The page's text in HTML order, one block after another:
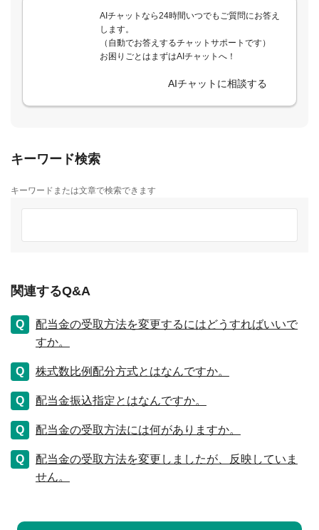
AIチャットなら24時間いつでもご質問にお答え
します。
（自動でお答えするチャットサポートです）
お困りごとはまずはAIチャットへ！
AIチャットに相談する
キーワード検索
キーワードまたは文章で検索できます
関連するQ&A
配当金の受取方法を変更するにはどうすればいいで
すか。
株式数比例配分方式とはなんですか。
配当金振込指定とはなんですか。
配当金の受取方法には何がありますか。
配当金の受取方法を変更しましたが、反映していま
せん。